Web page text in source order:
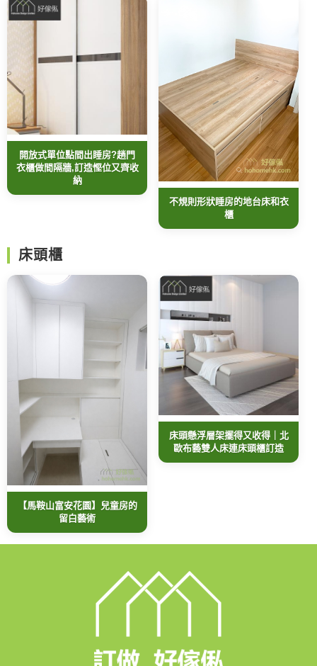
開放式單位點間出睡房?趟門
衣櫃做間隔牆,訂造慳位又齊收
納
不規則形狀睡房的地台床和衣
櫃
床頭櫃
【馬鞍山富安花園】兒童房的
留白藝術
床頭懸浮層架擺得又收得｜北
歐布藝雙人床連床頭櫃訂造